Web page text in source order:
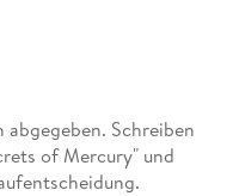
abgegeben. Schreiben
of Mercury" und